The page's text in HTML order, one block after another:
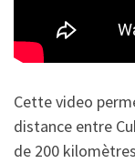
Cette video
distance entre
de 200